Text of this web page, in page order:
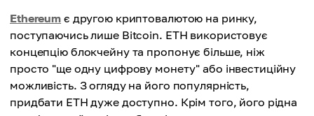
Ethereum є другою криптовалютою на ринку,
поступаючись лише Bitcoin. ETH використовує
концепцію блокчейну та пропонує більше, ніж
просто "ще одну цифрову монету" або інвестиційну
можливість. З огляду на його популярність,
придбати ETH дуже доступно. Крім того, його рідна